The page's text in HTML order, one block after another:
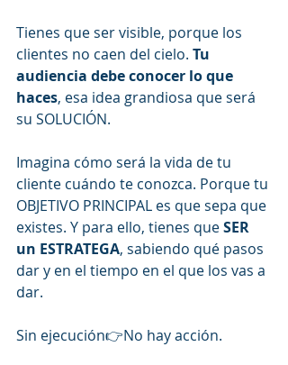
Tienes que ser visible, porque los
clientes no caen del cielo. Tu
audiencia debe conocer lo que
haces, esa idea grandiosa que será
su SOLUCIÓN.
Imagina cómo será la vida de tu
cliente cuándo te conozca. Porque tu
OBJETIVO PRINCIPAL es que sepa que
existes. Y para ello, tienes que SER
un ESTRATEGA, sabiendo qué pasos
dar y en el tiempo en el que los vas a
dar.
Sin ejecución👉No hay acción.